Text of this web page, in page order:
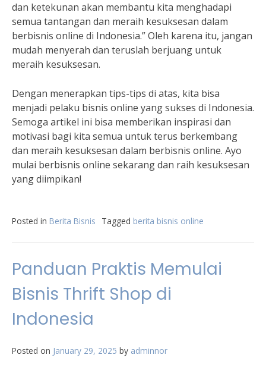
dan ketekunan akan membantu kita menghadapi
semua tantangan dan meraih kesuksesan dalam
berbisnis online di Indonesia.” Oleh karena itu, jangan
mudah menyerah dan teruslah berjuang untuk
meraih kesuksesan.
Dengan menerapkan tips-tips di atas, kita bisa
menjadi pelaku bisnis online yang sukses di Indonesia.
Semoga artikel ini bisa memberikan inspirasi dan
motivasi bagi kita semua untuk terus berkembang
dan meraih kesuksesan dalam berbisnis online. Ayo
mulai berbisnis online sekarang dan raih kesuksesan
yang diimpikan!
Posted in Berita Bisnis Tagged berita bisnis online
Panduan Praktis Memulai
Bisnis Thrift Shop di
Indonesia
Posted on January 29, 2025 by adminnor